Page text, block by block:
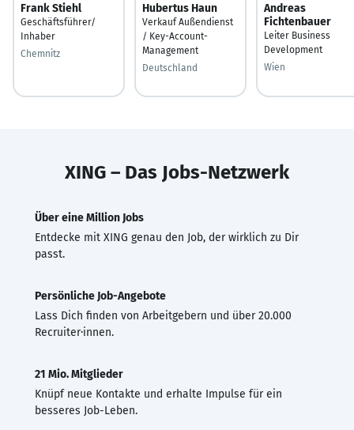
Frank Stiehl
Geschäftsführer/
Inhaber
Chemnitz
Hubertus Haun
Verkauf Außendienst
/ Key-Account-
Management
Deutschland
Andreas
Fichtenbauer
Leiter Business
Development
Wien
XING – Das Jobs-Netzwerk
Über eine Million Jobs
Entdecke mit XING genau den Job, der wirklich zu Dir
passt.
Persönliche Job-Angebote
Lass Dich finden von Arbeitgebern und über 20.000
Recruiter·innen.
21 Mio. Mitglieder
Knüpf neue Kontakte und erhalte Impulse für ein
besseres Job-Leben.